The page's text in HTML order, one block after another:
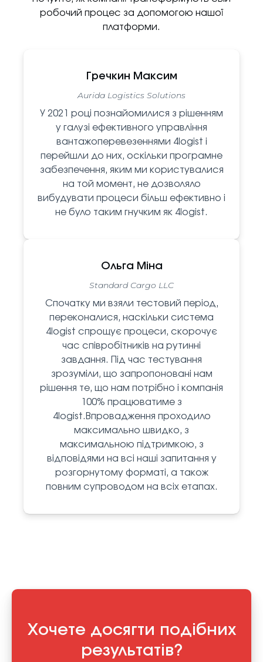
робочий процес за допомогою нашої
платформи.
Гречкин Максим
Aurida Logistics Solutions
У 2021 році познайомилися з рішенням
у галузі ефективного управління
вантажоперевезеннями 4logist і
перейшли до них, оскільки програмне
забезпечення, яким ми користувалися
на той момент, не дозволяло
вибудувати процеси більш ефективно і
не було таким гнучким як 4logist.
Ольга Міна
Standard Cargo LLC
Спочатку ми взяли тестовий період,
переконалися, наскільки система
4logist спрощує процеси, скорочує
час співробітників на рутинні
завдання. Під час тестування
зрозуміли, що запропоновані нам
рішення те, що нам потрібно і компанія
100% працюватиме з
4logist.Впровадження проходило
максимально швидко, з
максимальною підтримкою, з
відповідями на всі наші запитання у
розгорнутому форматі, а також
повним супроводом на всіх етапах.
Хочете досягти подібних
результатів?